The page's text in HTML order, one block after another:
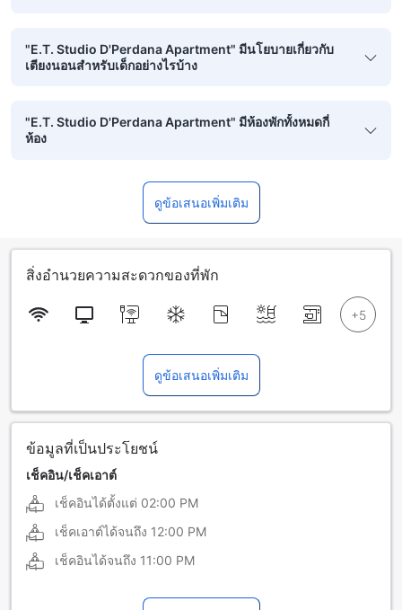
"E.T. Studio D'Perdana Apartment" มีนโยบายเกี่ยวกับ
เตียงนอนสำหรับเด็กอย่างไรบ้าง
"E.T. Studio D'Perdana Apartment" มีห้องพักทั้งหมดกี่
ห้อง
ดูข้อเสนอเพิ่มเติม
สิ่งอำนวยความสะดวกของที่พัก
ดูข้อเสนอเพิ่มเติม
ข้อมูลที่เป็นประโยชน์
เช็คอิน/เช็คเอาต์
เช็คอินได้ตั้งแต่ 02:00 PM
เช็คเอาต์ได้จนถึง 12:00 PM
เช็คอินได้จนถึง 11:00 PM